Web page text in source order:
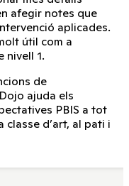
afegir notes que
aplicades.
útil com a
nivell 1.
de
ajuda els
PBIS a tot
classe d’art, al pati i